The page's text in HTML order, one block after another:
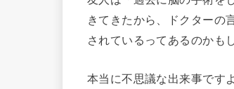
きてきたから、ドクターの
されているってあるのかも
本当に不思議な出来事ですよ